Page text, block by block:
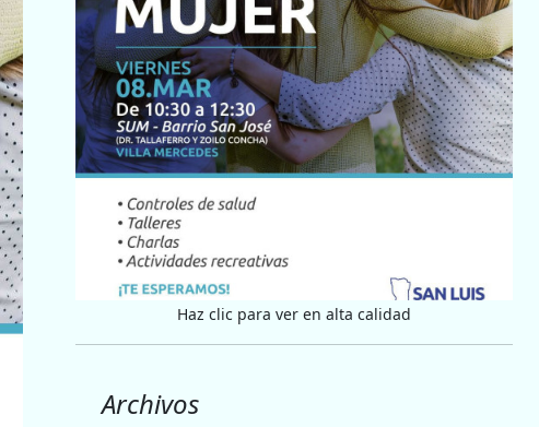
Haz clic para ver en alta calidad
Archivos